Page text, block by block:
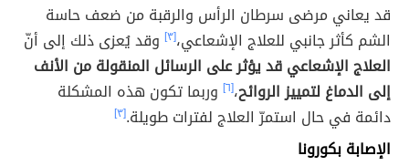
قد يعاني مرضى سرطان الرأس والرقبة من ضعف حاسة
الشم كأثر جانبي للعلاج الإشعاعي،[٣]
وقد يُعزى ذلك إلى أنّ
العلاج الإشعاعي قد يؤثر على الرسائل المنقولة من الأنف
إلى الدماغ لتمييز الروائح،[٦]
وربما تكون هذه المشكلة
دائمة في حال استمرّ العلاج لفترات طويلة.[٣]
الإصابة بكورونا